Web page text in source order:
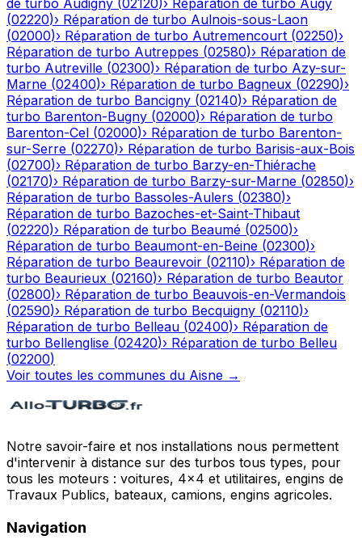
de turbo Audigny (02120)› Réparation de turbo Augy
(02220)› Réparation de turbo Aulnois-sous-Laon
(02000)› Réparation de turbo Autremencourt (02250)›
Réparation de turbo Autreppes (02580)› Réparation de
turbo Autreville (02300)› Réparation de turbo Azy-sur-
Marne (02400)› Réparation de turbo Bagneux (02290)›
Réparation de turbo Bancigny (02140)› Réparation de
turbo Barenton-Bugny (02000)› Réparation de turbo
Barenton-Cel (02000)› Réparation de turbo Barenton-
sur-Serre (02270)› Réparation de turbo Barisis-aux-Bois
(02700)› Réparation de turbo Barzy-en-Thiérache
(02170)› Réparation de turbo Barzy-sur-Marne (02850)›
Réparation de turbo Bassoles-Aulers (02380)›
Réparation de turbo Bazoches-et-Saint-Thibaut
(02220)› Réparation de turbo Beaumé (02500)›
Réparation de turbo Beaumont-en-Beine (02300)›
Réparation de turbo Beaurevoir (02110)› Réparation de
turbo Beaurieux (02160)› Réparation de turbo Beautor
(02800)› Réparation de turbo Beauvois-en-Vermandois
(02590)› Réparation de turbo Becquigny (02110)›
Réparation de turbo Belleau (02400)› Réparation de
turbo Bellenglise (02420)› Réparation de turbo Belleu
(02200)
Voir toutes les communes du Aisne →
Notre savoir-faire et nos installations nous permettent
d'intervenir à distance sur des turbos tous types, pour
tous les moteurs : voitures, 4x4 et utilitaires, engins de
Travaux Publics, bateaux, camions, engins agricoles.
Navigation